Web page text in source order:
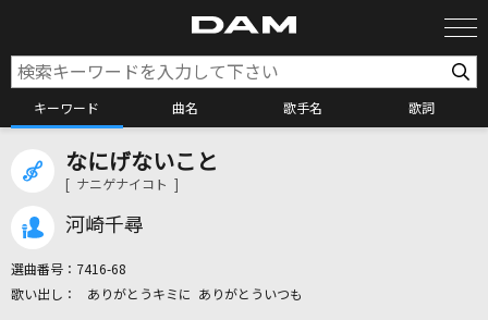
キーワード 曲名 歌手名 歌詞
カラオケ検索
なにげないこと
[ ナニゲナイコト ]
河崎千尋
選曲番号： 7416-68
ありがとうキミに ありがとういつも